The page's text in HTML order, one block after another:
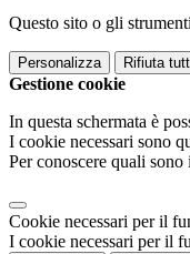
Questo sito o gli
Personalizza Rifiuta
Gestione cookie
In questa schermata è
I cookie necessari sono
Per conoscere quali
Cookie necessari per il
I cookie necessari per il